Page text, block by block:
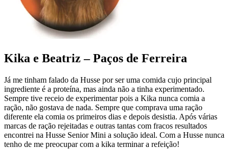
Kika e Beatriz – Paços de Ferreira
Já me tinham falado da Husse por ser uma comida cujo principal
ingrediente é a proteína, mas ainda não a tinha experimentado.
Sempre tive receio de experimentar pois a Kika nunca comia a
ração, não gostava de nada. Sempre que comprava uma ração
diferente ela comia os primeiros dias e depois desistia. Após várias
marcas de ração rejeitadas e outras tantas com fracos resultados
encontrei na Husse Senior Mini a solução ideal. Com a Husse nunca
tenho de me preocupar com a kika terminar a refeição!